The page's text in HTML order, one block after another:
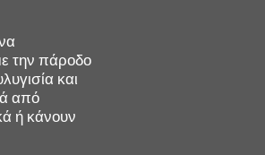
την πάροδο
και
από
ή κάνουν